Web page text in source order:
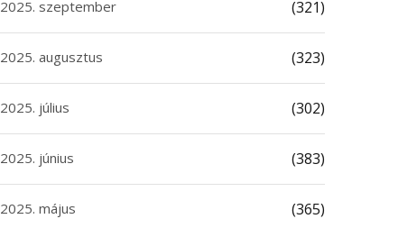
2025. szeptember (321)
2025. augusztus (323)
2025. július (302)
2025. június (383)
2025. május (365)